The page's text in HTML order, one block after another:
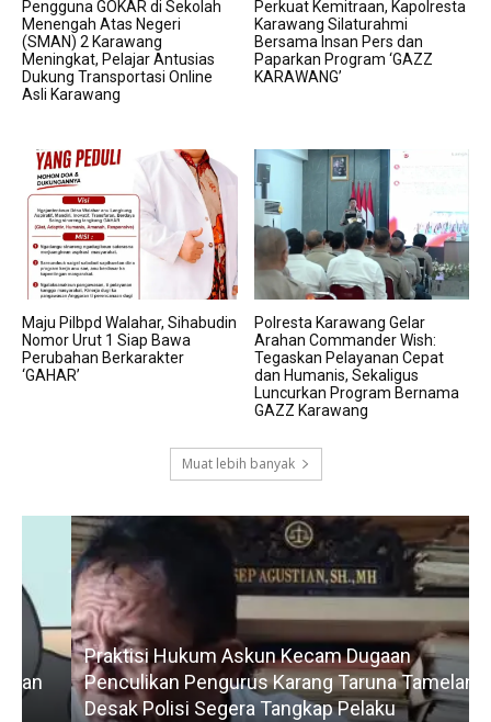
Pengguna GOKAR di Sekolah
Menengah Atas Negeri
(SMAN) 2 Karawang
Meningkat, Pelajar Antusias
Dukung Transportasi Online
Asli Karawang
Perkuat Kemitraan, Kapolresta
Karawang Silaturahmi
Bersama Insan Pers dan
Paparkan Program ‘GAZZ
KARAWANG’
Maju Pilbpd Walahar, Sihabudin
Nomor Urut 1 Siap Bawa
Perubahan Berkarakter
‘GAHAR’
Polresta Karawang Gelar
Arahan Commander Wish:
Tegaskan Pelayanan Cepat
dan Humanis, Sekaligus
Luncurkan Program Bernama
GAZZ Karawang
Muat lebih banyak
Praktisi Hukum Askun Kecam Dugaan
Penculikan Pengurus Karang Taruna Tamelang,
Desak Polisi Segera Tangkap Pelaku